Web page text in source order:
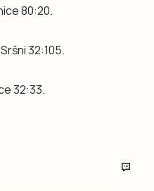
80:20.
32:105.
32:33.